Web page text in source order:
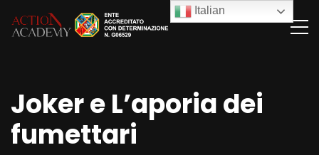
Joker e L’aporia dei
fumettari
Italian